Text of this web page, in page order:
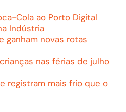
Cola ao Porto Digital
Indústria
ganham novas rotas
nas férias de julho
registram mais frio que o